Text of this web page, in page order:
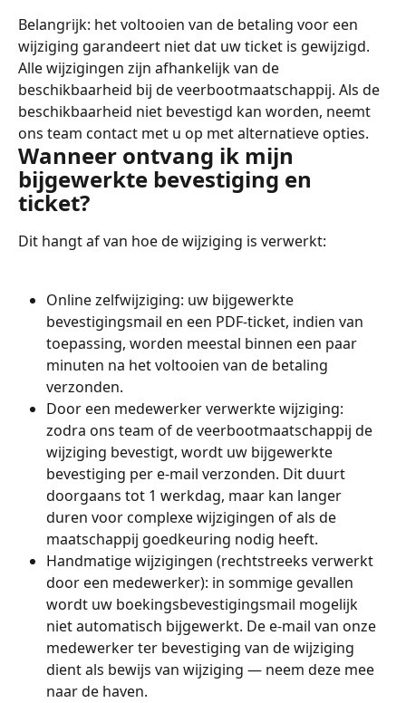
Belangrijk: het voltooien van de betaling voor een
wijziging garandeert niet dat uw ticket is gewijzigd.
Alle wijzigingen zijn afhankelijk van de
beschikbaarheid bij de veerbootmaatschappij. Als de
beschikbaarheid niet bevestigd kan worden, neemt
ons team contact met u op met alternatieve opties.
Wanneer ontvang ik mijn
bijgewerkte bevestiging en
ticket?
Dit hangt af van hoe de wijziging is verwerkt:
Online zelfwijziging: uw bijgewerkte
bevestigingsmail en een PDF-ticket, indien van
toepassing, worden meestal binnen een paar
minuten na het voltooien van de betaling
verzonden.
Door een medewerker verwerkte wijziging:
zodra ons team of de veerbootmaatschappij de
wijziging bevestigt, wordt uw bijgewerkte
bevestiging per e-mail verzonden. Dit duurt
doorgaans tot 1 werkdag, maar kan langer
duren voor complexe wijzigingen of als de
maatschappij goedkeuring nodig heeft.
Handmatige wijzigingen (rechtstreeks verwerkt
door een medewerker): in sommige gevallen
wordt uw boekingsbevestigingsmail mogelijk
niet automatisch bijgewerkt. De e-mail van onze
medewerker ter bevestiging van de wijziging
dient als bewijs van wijziging — neem deze mee
naar de haven.